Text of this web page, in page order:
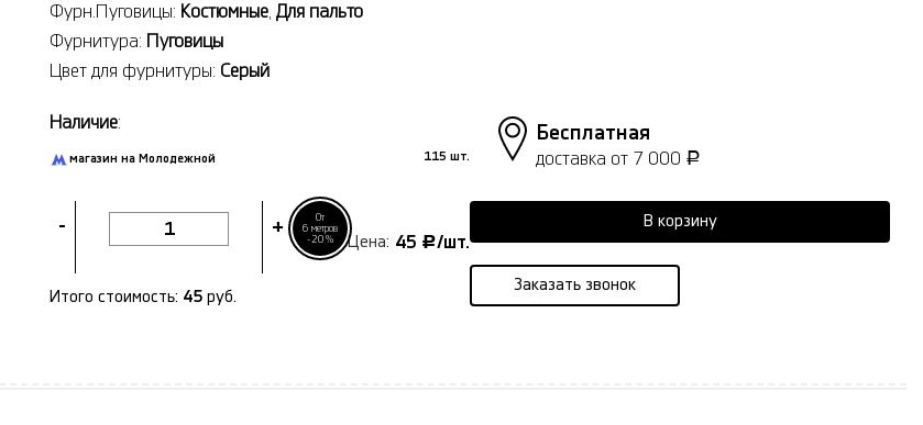
Фурн.Пуговицы: Костюмные Для пальто
Фурнитура: Пуговицы
Цвет для фурнитуры: Серый
Наличие:
магазин на Молодежной 115 шт.
Бесплатная
доставка от 7 000 Р
- +
От
6 метров
-20%
Цена: 45 Р/шт.
Итого стоимость: 45 руб.
В корзину
Заказать звонок